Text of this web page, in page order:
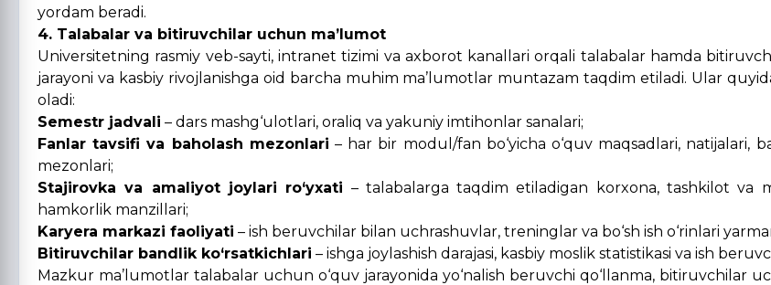
yordam beradi.
4. Talabalar va bitiruvchilar uchun ma’lumot
Universitetning rasmiy veb-sayti, intranet tizimi va axborot kanallari orqali talabalar hamda
jarayoni va kasbiy rivojlanishga oid barcha muhim ma’lumotlar muntazam taqdim etiladi. Ular
oladi:
Semestr jadvali – dars mashg‘ulotlari, oraliq va yakuniy imtihonlar sanalari;
Fanlar tavsifi va baholash mezonlari – har bir modul/fan bo‘yicha o‘quv maqsadlari, natijalari,
mezonlari;
Stajirovka va amaliyot joylari ro‘yxati – talabalarga taqdim etiladigan korxona, tashkilot va
hamkorlik manzillari;
Karyera markazi faoliyati – ish beruvchilar bilan uchrashuvlar, treninglar va bo‘sh ish o‘rinlari
Bitiruvchilar bandlik ko‘rsatkichlari – ishga joylashish darajasi, kasbiy moslik statistikasi va ish
Mazkur ma’lumotlar talabalar uchun o‘quv jarayonida yo‘nalish beruvchi qo‘llanma, bitiruvchilar